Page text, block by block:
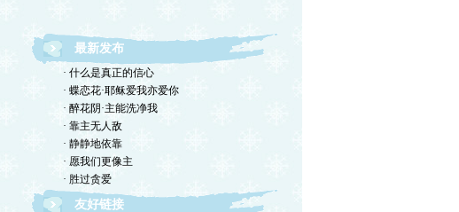
最新发布
· 什么是真正的信心
· 蝶恋花·耶稣爱我亦爱你
· 醉花阴·主能洗净我
· 靠主无人敌
· 静静地依靠
· 愿我们更像主
· 胜过贪爱
友好链接